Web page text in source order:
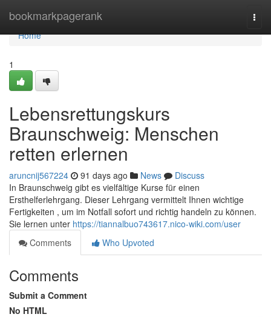
bookmarkpagerank
Home
Home
1
Lebensrettungskurs
Braunschweig: Menschen
retten erlernen
aruncnij567224 91 days ago News
Discuss
In Braunschweig gibt es vielfältige Kurse für einen
Ersthelferlehrgang. Dieser Lehrgang vermittelt Ihnen wichtige
Fertigkeiten , um im Notfall sofort und richtig handeln zu können.
Sie lernen unter https://tiannalbuo743617.nico-wiki.com/user
Comments
Who Upvoted
Comments
Submit a Comment
No HTML